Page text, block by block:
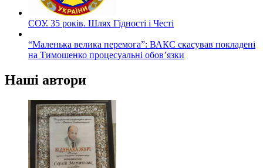
СОУ. 35 років. Шлях Гідності і Честі
“Маленька велика перемога”: ВАКС скасував покладені
на Тимошенко процесуальні обов’язки
Наші автори